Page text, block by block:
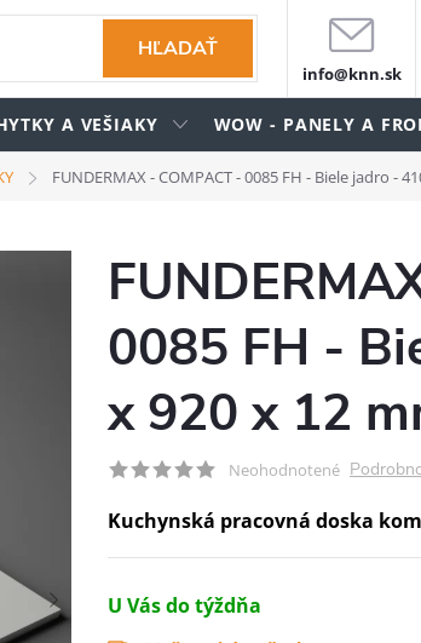
HĽADAŤ
info@knn.sk
A VEŠIAKY WOW - PANELY A
FUNDERMAX - COMPACT - 0085 FH - Biele jadro -
0085 FH -
x 920 x 12
Neohodnotené
Kuchynská pracovná doska
U Vás do týždňa